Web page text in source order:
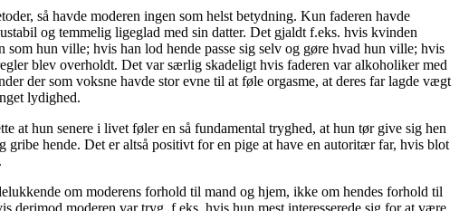
så havde moderen ingen som helst betydning. Kun faderen havde
og temmelig ligeglad med sin datter. Det gjaldt f.eks. hvis kvinden
hun ville; hvis han lod hende passe sig selv og gøre hvad hun ville; hvis
blev overholdt. Det var særlig skadeligt hvis faderen var alkoholiker med
der som voksne havde stor evne til at føle orgasme, at deres far lagde vægt
lydighed.
at hun senere i livet føler en så fundamental tryghed, at hun tør give sig hen
hende. Det er altså positivt for en pige at have en autoritær far, hvis blot
om moderens forhold til mand og hjem, ikke om hendes forhold til
derimod moderen var tryg, f.eks. hvis hun mest interesserede sig for at være